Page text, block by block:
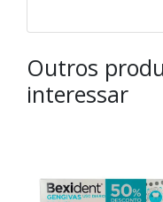
Outros
interessar